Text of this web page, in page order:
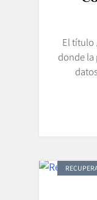
El título
donde la